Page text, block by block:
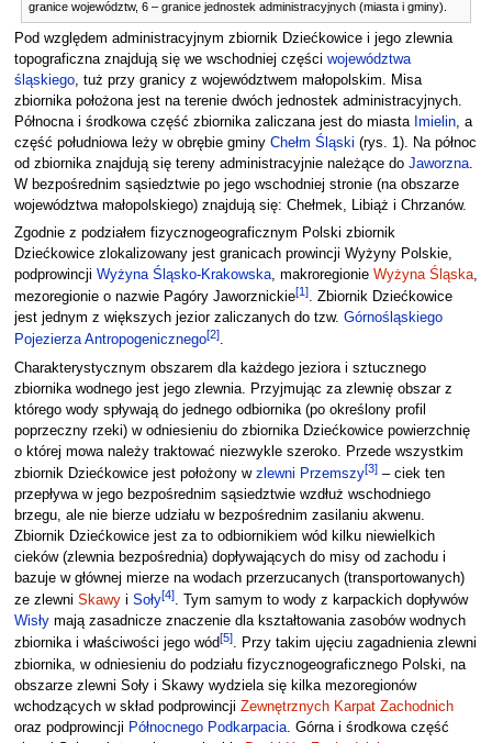
granice województw, 6 – granice jednostek administracyjnych (miasta i gminy).
Pod względem administracyjnym zbiornik Dziećkowice i jego zlewnia
topograficzna znajdują się we wschodniej części województwa
śląskiego, tuż przy granicy z województwem małopolskim. Misa
zbiornika położona jest na terenie dwóch jednostek administracyjnych.
Północna i środkowa część zbiornika zaliczana jest do miasta Imielin, a
część południowa leży w obrębie gminy Chełm Śląski (rys. 1). Na północ
od zbiornika znajdują się tereny administracyjnie należące do Jaworzna.
W bezpośrednim sąsiedztwie po jego wschodniej stronie (na obszarze
województwa małopolskiego) znajdują się: Chełmek, Libiąż i Chrzanów.
Zgodnie z podziałem fizycznogeograficznym Polski zbiornik
Dziećkowice zlokalizowany jest granicach prowincji Wyżyny Polskie,
podprowincji Wyżyna Śląsko-Krakowska, makroregionie Wyżyna Śląska,
mezoregionie o nazwie Pagóry Jaworznickie[1]. Zbiornik Dziećkowice
jest jednym z większych jezior zaliczanych do tzw. Górnośląskiego
Pojezierza Antropogenicznego[2].
Charakterystycznym obszarem dla każdego jeziora i sztucznego
zbiornika wodnego jest jego zlewnia. Przyjmując za zlewnię obszar z
którego wody spływają do jednego odbiornika (po określony profil
poprzeczny rzeki) w odniesieniu do zbiornika Dziećkowice powierzchnię
o której mowa należy traktować niezwykle szeroko. Przede wszystkim
zbiornik Dziećkowice jest położony w zlewni Przemszy[3]– ciek ten
przepływa w jego bezpośrednim sąsiedztwie wzdłuż wschodniego
brzegu, ale nie bierze udziału w bezpośrednim zasilaniu akwenu.
Zbiornik Dziećkowice jest za to odbiornikiem wód kilku niewielkich
cieków (zlewnia bezpośrednia) dopływających do misy od zachodu i
bazuje w głównej mierze na wodach przerzucanych (transportowanych)
ze zlewni Skawyi Soły[4]. Tym samym to wody z karpackich dopływów
Wisłymają zasadnicze znaczenie dla kształtowania zasobów wodnych
zbiornika i właściwości jego wód[5]. Przy takim ujęciu zagadnienia zlewni
zbiornika, w odniesieniu do podziału fizycznogeograficznego Polski, na
obszarze zlewni Soły i Skawy wydziela się kilka mezoregionów
wchodzących w skład podprowincji Zewnętrznych Karpat Zachodnich
oraz podprowincji Północnego Podkarpacia. Górna i środkowa część